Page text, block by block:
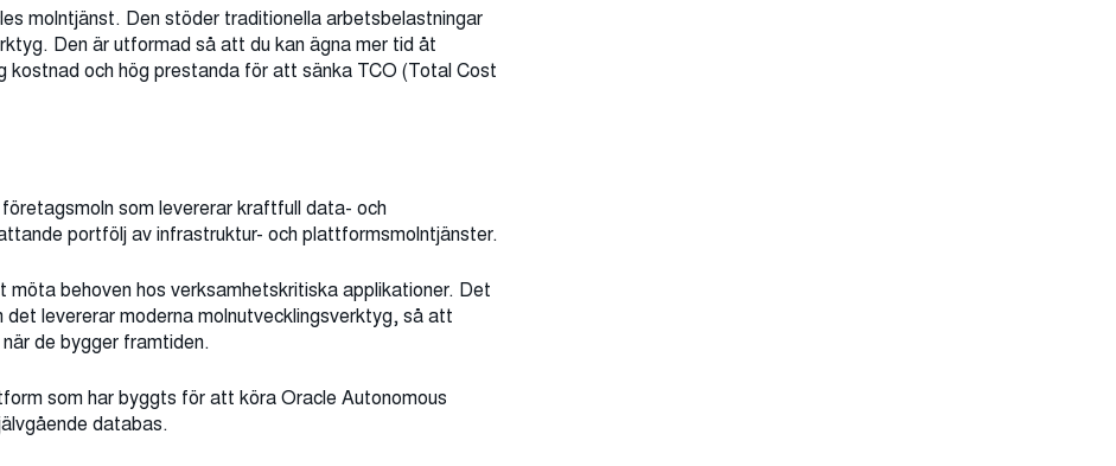
molntjänst. Den stöder traditionella arbetsbelastningar
Den är utformad så att du kan ägna mer tid åt
kostnad och hög prestanda för att sänka TCO (Total Cost
som levererar kraftfull data- och
portfölj av infrastruktur- och plattformsmolntjänster.
behoven hos verksamhetskritiska applikationer. Det
levererar moderna molnutvecklingsverktyg, så att
de bygger framtiden.
som har byggts för att köra Oracle Autonomous
databas.